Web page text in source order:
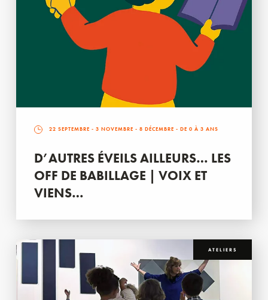
22 SEPTEMBRE - 3 NOVEMBRE - 8 DÉCEMBRE - DE 0 À 3 ANS
D’AUTRES ÉVEILS AILLEURS… LES
OFF DE BABILLAGE | VOIX ET
VIENS…
ATELIERS